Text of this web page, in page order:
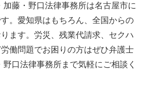
加藤・野口法律事務所は名古屋市に
。愛知県はもちろん、全国からの
ます。労災、残業代請求、セクハ
働問題でお困りの方はぜひ弁護士
口法律事務所まで気軽にご相談く